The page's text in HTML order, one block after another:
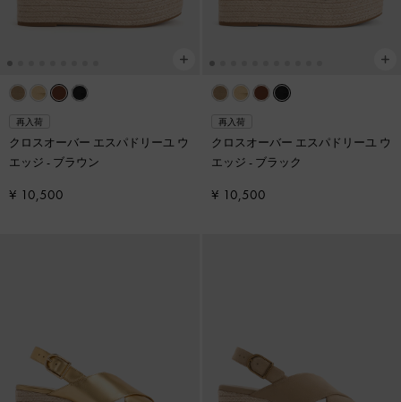
再入荷
クロスオーバー エスパドリーユ ウ
エッジ - ブラウン
¥ 10,500
再入荷
クロスオーバー エスパドリーユ ウ
エッジ - ブラック
¥ 10,500